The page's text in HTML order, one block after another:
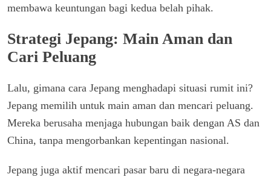
membawa keuntungan bagi kedua belah pihak.
Strategi Jepang: Main Aman dan
Cari Peluang
Lalu, gimana cara Jepang menghadapi situasi rumit ini?
Jepang memilih untuk main aman dan mencari peluang.
Mereka berusaha menjaga hubungan baik dengan AS dan
China, tanpa mengorbankan kepentingan nasional.
Jepang juga aktif mencari pasar baru di negara-negara